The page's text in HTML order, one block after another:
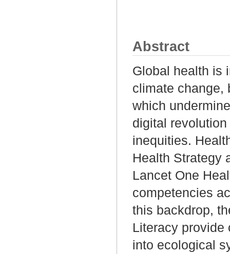
Abstract
Global health is
climate change,
which
digital
inequities.
Health Strategy
Lancet One
competencies
this backdrop,
Literacy provide
into ecological